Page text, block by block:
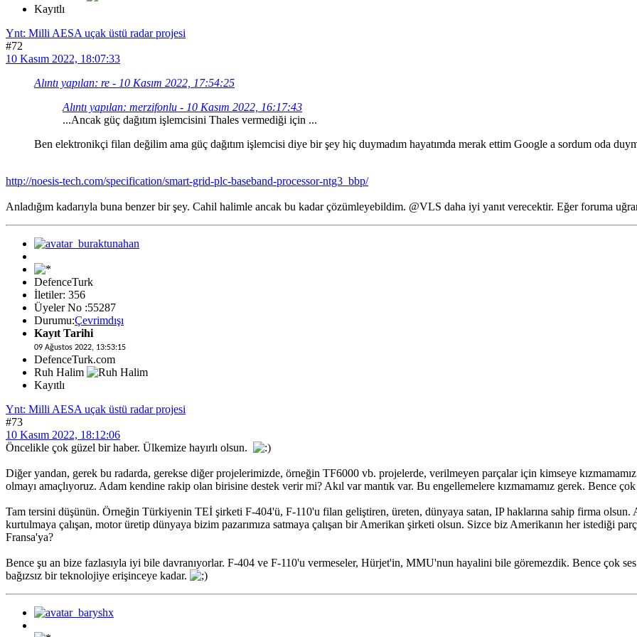
Kayıtlı
Ynt: Milli AESA uçak üstü radar projesi
#72
10 Kasım 2022, 18:07:33
Alıntı yapılan: re - 10 Kasım 2022, 17:54:25
Alıntı yapılan: merzifonlu - 10 Kasım 2022, 16:17:43
...Ancak güç dağıtım işlemcisini Thales vermediği için ...
Ben elektronikçi filan değilim ama güç dağıtım işlemcisi diye bir şey hiç duymadım hayatımda merak ettim Google a sordum oda
http://noesis-tech.com/specification/smart-grid-plc-baseband-processor-ntg3_bbp/
Anladığım kadarıyla buna benzer bir şey. Cahil halimle ancak bu kadar çözümleyebildim. @VLS daha iyi yanıt verecektir. Eğer foruma
DefenceTurk
İletiler: 356
Üyeler No :55287
Durumu:Çevrimdışı
Kayıt Tarihi
09 Ağustos 2022, 13:53:15
DefenceTurk.com
Ruh Halim
Kayıtlı
Ynt: Milli AESA uçak üstü radar projesi
#73
10 Kasım 2022, 18:12:06
Öncelikle çok güzel bir haber. Ülkemize hayırlı olsun.
Diğer yandan, gerek bu radarda, gerekse diğer projelerimizde, örneğin TF6000 vb. projelerde, verilmeyen parçalar için kimseye
olmayı amaçlıyoruz. Adam kendine rakip olan birisine destek verir mi? Akıl var mantık var. Bu engellemelere kızmamamız gerek. Bence
Tam tersini düşünün. Örneğin Türkiyenin TEİ şirketi F-404'ü, F-110'u filan geliştiren, üreten, dünyaya satan, IP haklarına sahip firma
kurtulmaya çalışan, motor üretip dünyaya bizim pazarımıza satmaya çalışan bir Amerikan şirketi olsun. Sizce biz Amerikanın her istediği
Fransa'ya?
Bence şu an bize fazlasıyla iyi bile davranıyorlar. F-404 ve F-110'u vermeseler, Hürjet'in, MMU'nun hayalini bile göremezdik. Bence çok
bağızsız bir teknolojiye erişinceye kadar.